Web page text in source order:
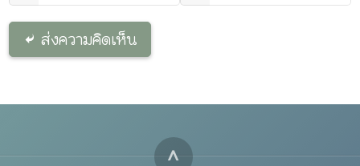
ส่งความคิดเห็น